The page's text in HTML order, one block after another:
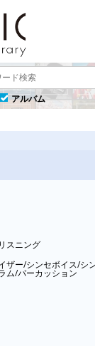
アルバム
スニング
ザー/シンセボイス/シ
ム/パーカッション